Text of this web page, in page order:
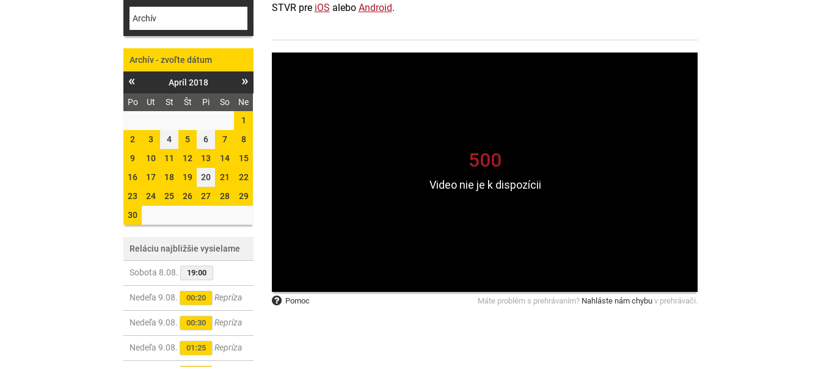
STVR pre iOS alebo Android.
Pomoc Máte problém s prehrávaním? Nahláste nám chybu v prehrávači.
Archív
Archív - zvoľte dátum
« Apríl 2018 »
Po Ut St Št Pi So
Ne
1
2
3 4 5 6 7
8
9
10 11 12 13 14
15
16
17 18 19 20 21
22
23
24 25 26 27 28
29
30
Reláciu najbližšie vysielame
Sobota 8.08. 19:00
Nedeľa 9.08. 00:20 Repríza
Nedeľa 9.08. 00:30 Repríza
Nedeľa 9.08. 01:25 Repríza